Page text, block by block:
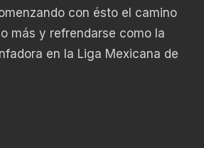
con ésto el camino
más y refrendarse como la
en la Liga Mexicana de